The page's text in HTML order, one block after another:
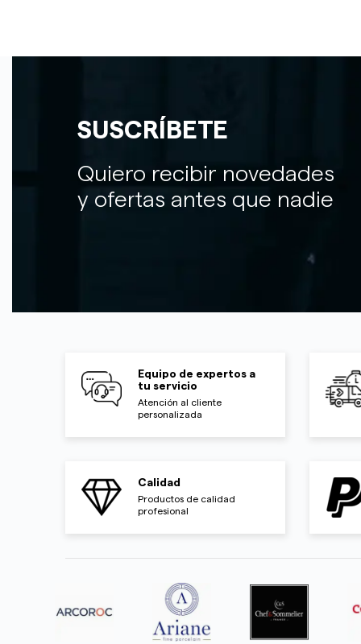
SUSCRÍBETE
Quiero recibir novedades
y ofertas antes que nadie
Equipo de expertos a
tu servicio
Atención al cliente
personalizada
Calidad
Productos de calidad
profesional